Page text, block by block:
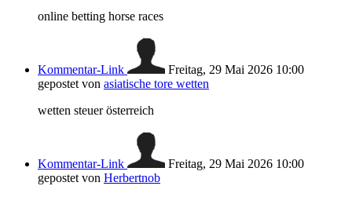
online betting horse races​
Kommentar-Link
Freitag, 29 Mai 2026 10:00
gepostet von asiatische tore wetten
wetten steuer österreich
Kommentar-Link
Freitag, 29 Mai 2026 10:00
gepostet von Herbertnob